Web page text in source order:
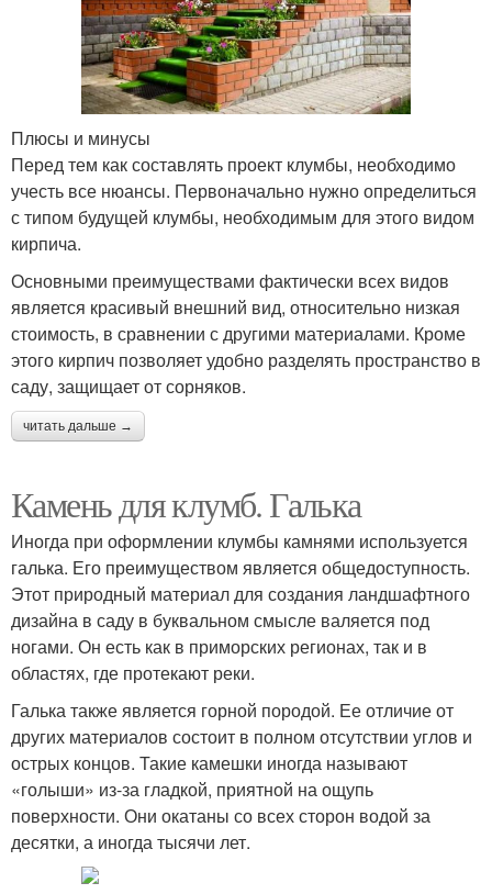
Плюсы и минусы
Перед тем как составлять проект клумбы, необходимо
учесть все нюансы. Первоначально нужно определиться
с типом будущей клумбы, необходимым для этого видом
кирпича.
Основными преимуществами фактически всех видов
является красивый внешний вид, относительно низкая
стоимость, в сравнении с другими материалами. Кроме
этого кирпич позволяет удобно разделять пространство в
саду, защищает от сорняков.
читать дальше →
Камень для клумб. Галька
Иногда при оформлении клумбы камнями используется
галька. Его преимуществом является общедоступность.
Этот природный материал для создания ландшафтного
дизайна в саду в буквальном смысле валяется под
ногами. Он есть как в приморских регионах, так и в
областях, где протекают реки.
Галька также является горной породой. Ее отличие от
других материалов состоит в полном отсутствии углов и
острых концов. Такие камешки иногда называют
«голыши» из-за гладкой, приятной на ощупь
поверхности. Они окатаны со всех сторон водой за
десятки, а иногда тысячи лет.